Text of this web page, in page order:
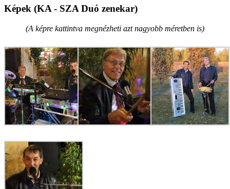
Képek (KA - SZA Duó zenekar)
(A képre kattintva megnézheti azt nagyobb méretben is)